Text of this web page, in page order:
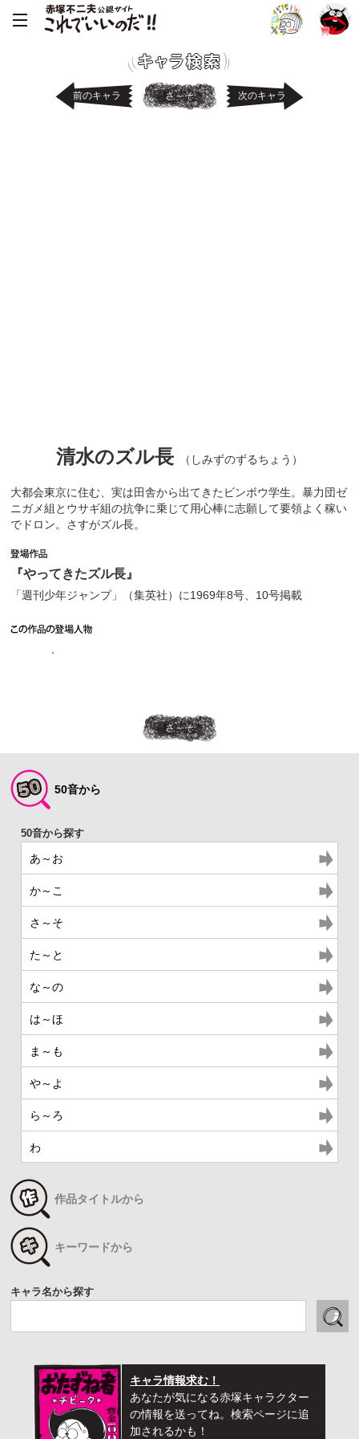
前のキャラ さ～そ 次のキャラ
清水のズル長 （しみずのずるちょう）
大都会東京に住む、実は田舎から出てきたビンボウ学生。暴力団ゼ
ニガメ組とウサギ組の抗争に乗じて用心棒に志願して要領よく稼い
でドロン。さすがズル長。
『やってきたズル長』
「週刊少年ジャンプ」（集英社）に1969年8号、10号掲載
さ～そ
50音から
あ～お
か～こ
さ～そ
た～と
な～の
は～ほ
ま～も
や～よ
ら～ろ
わ
作品タイトルから
キーワードから
キャラ名から探す
キャラ情報求む！
あなたが気になる赤塚キャラクター
の情報を送ってね。検索ページに追
加されるかも！